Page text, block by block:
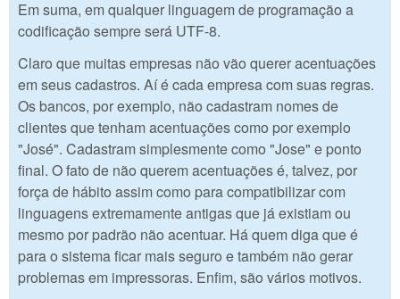
Em suma, em qualquer linguagem de programação a
codificação sempre será UTF-8.
Claro que muitas empresas não vão querer acentuações
em seus cadastros. Aí é cada empresa com suas regras.
Os bancos, por exemplo, não cadastram nomes de
clientes que tenham acentuações como por exemplo
"José". Cadastram simplesmente como "Jose" e ponto
final. O fato de não querem acentuações é, talvez, por
força de hábito assim como para compatibilizar com
linguagens extremamente antigas que já existiam ou
mesmo por padrão não acentuar. Há quem diga que é
para o sistema ficar mais seguro e também não gerar
problemas em impressoras. Enfim, são vários motivos.